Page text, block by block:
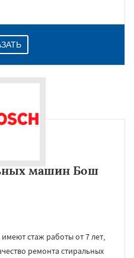
машин Бош
стаж работы от 7 лет,
ремонта стиральных